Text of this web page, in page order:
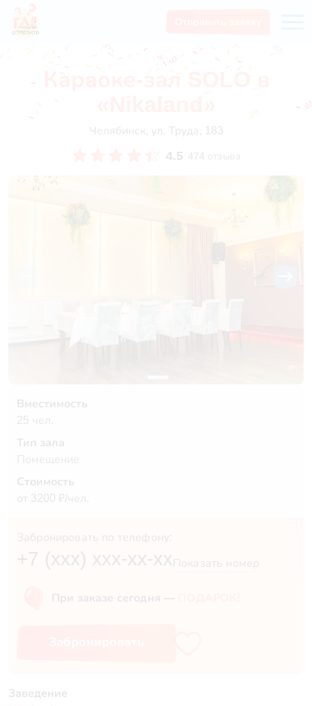
Караоке-зал SOLO в
Челябинск, ул. Труда, 183
4.5 474 отзыва
Вместимость
25 чел.
Тип зала
Помещение
Стоимость
от 3200 ₽/чел.
Забронировать по телефону:
+7 (xxx) xxx-xx-xx Показать номер
При заказе сегодня —
Заведение